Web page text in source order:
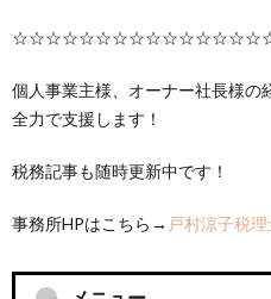
個人事業主様、オーナー社長様の
全力で支援します！
税務記事も随時更新中です！
事務所HPはこちら→ 戸村涼子税